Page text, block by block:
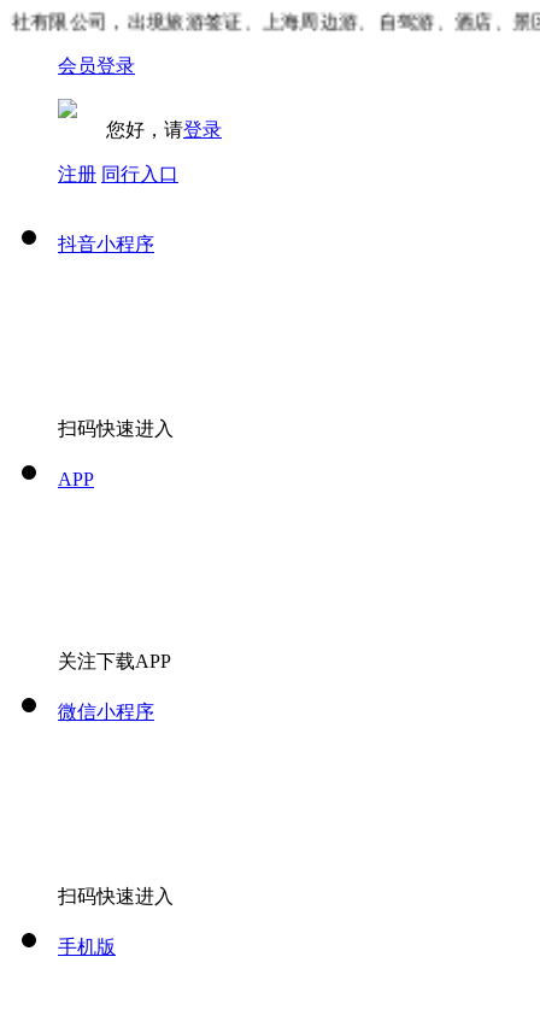
限公司，出境旅游签证、上海周边游、自驾游、酒店、景区
会员登录
您好，请登录
注册 同行入口
抖音小程序
扫码快速进入
APP
关注下载APP
微信小程序
扫码快速进入
手机版